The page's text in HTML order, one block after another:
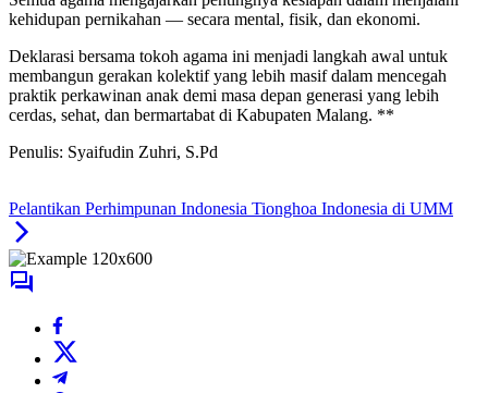
kehidupan pernikahan — secara mental, fisik, dan ekonomi.
Deklarasi bersama tokoh agama ini menjadi langkah awal untuk
membangun gerakan kolektif yang lebih masif dalam mencegah
praktik perkawinan anak demi masa depan generasi yang lebih
cerdas, sehat, dan bermartabat di Kabupaten Malang. **
Penulis: Syaifudin Zuhri, S.Pd
Pelantikan Perhimpunan Indonesia Tionghoa Indonesia di UMM